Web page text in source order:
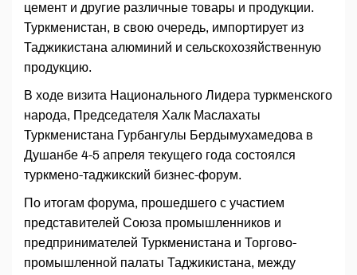
цемент и другие различные товары и продукции.
Туркменистан, в свою очередь, импортирует из
Таджикистана алюминий и сельскохозяйственную
продукцию.
В ходе визита Национального Лидера туркменского
народа, Председателя Халк Маслахаты
Туркменистана Гурбангулы Бердымухамедова в
Душанбе 4-5 апреля текущего года состоялся
туркмено-таджикский бизнес-форум.
По итогам форума, прошедшего с участием
представителей Союза промышленников и
предпринимателей Туркменистана и Торгово-
промышленной палаты Таджикистана, между